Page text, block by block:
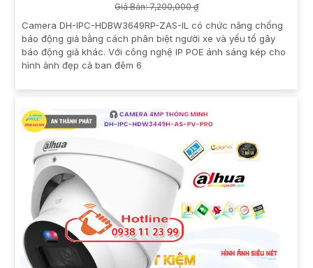
Giá Bán: 7,200,000 ₫
Camera DH-IPC-HDBW3649RP-ZAS-IL có chức năng chống
báo động giả bằng cách phân biệt người xe và yếu tố gây
báo động giả khác. Với công nghệ IP POE ánh sáng kép cho
hình ảnh đẹp cả ban đêm 6